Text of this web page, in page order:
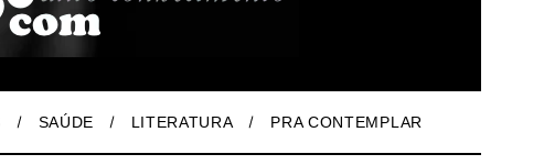
SAÚDE LITERATURA PRA CONTEMPLAR